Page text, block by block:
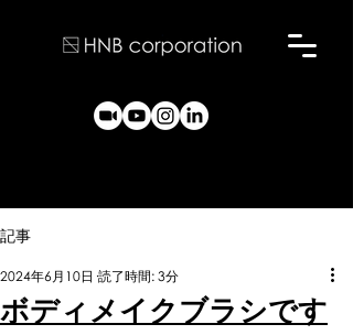
記事
ボディメイクブラシです
2024年6月10日 読了時間: 3分